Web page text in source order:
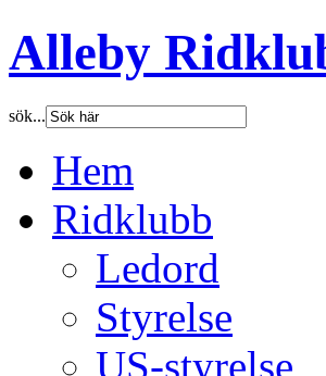
Alleby
sök...
Hem
Ridklubb
Ledord
Styrelse
US-styrelse